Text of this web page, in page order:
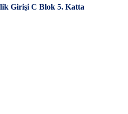
Girişi C Blok 5. Katta